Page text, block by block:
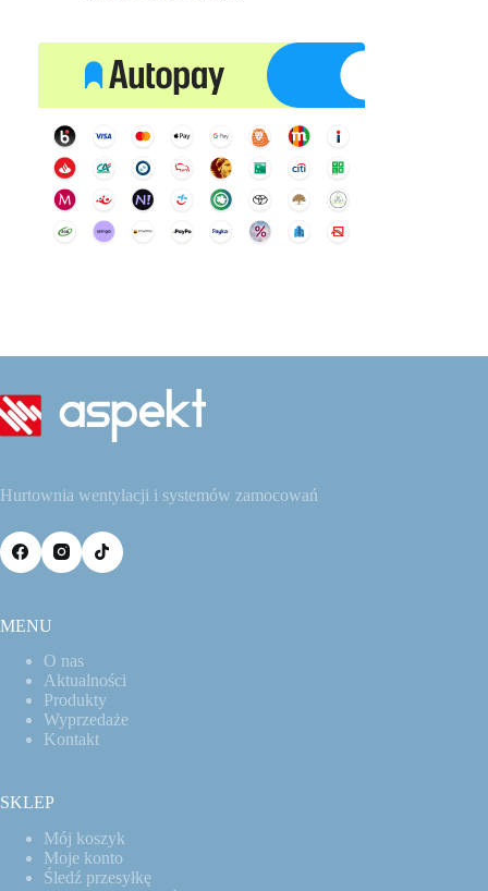
Hurtownia wentylacji i systemów zamocowań
MENU
O nas
Aktualności
Produkty
Wyprzedaże
Kontakt
SKLEP
Mój koszyk
Moje konto
Śledź przesyłkę